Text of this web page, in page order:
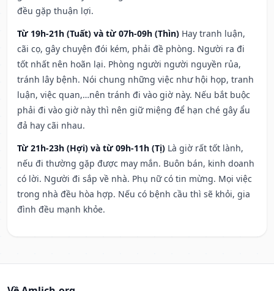
đều gặp thuận lợi.
Từ 19h-21h (Tuất) và từ 07h-09h (Thìn) Hay tranh luận,
cãi cọ, gây chuyện đói kém, phải đề phòng. Người ra đi
tốt nhất nên hoãn lại. Phòng người người nguyền rủa,
tránh lây bệnh. Nói chung những việc như hội họp, tranh
luận, việc quan,…nên tránh đi vào giờ này. Nếu bắt buộc
phải đi vào giờ này thì nên giữ miệng để hạn ché gây ẩu
đả hay cãi nhau.
Từ 21h-23h (Hợi) và từ 09h-11h (Tị) Là giờ rất tốt lành,
nếu đi thường gặp được may mắn. Buôn bán, kinh doanh
có lời. Người đi sắp về nhà. Phụ nữ có tin mừng. Mọi việc
trong nhà đều hòa hợp. Nếu có bệnh cầu thì sẽ khỏi, gia
đình đều mạnh khỏe.